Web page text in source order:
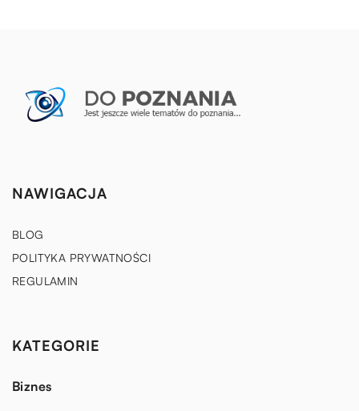
NAWIGACJA
BLOG
POLITYKA PRYWATNOŚCI
REGULAMIN
KATEGORIE
Biznes